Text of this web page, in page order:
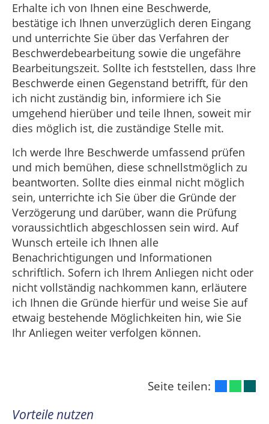
Erhalte ich von Ihnen eine Beschwerde,
bestätige ich Ihnen unverzüglich deren Eingang
und unterrichte Sie über das Verfahren der
Beschwerdebearbeitung sowie die ungefähre
Bearbeitungszeit. Sollte ich feststellen, dass Ihre
Beschwerde einen Gegenstand betrifft, für den
ich nicht zuständig bin, informiere ich Sie
umgehend hierüber und teile Ihnen, soweit mir
dies möglich ist, die zuständige Stelle mit.
Ich werde Ihre Beschwerde umfassend prüfen
und mich bemühen, diese schnellstmöglich zu
beantworten. Sollte dies einmal nicht möglich
sein, unterrichte ich Sie über die Gründe der
Verzögerung und darüber, wann die Prüfung
voraussichtlich abgeschlossen sein wird. Auf
Wunsch erteile ich Ihnen alle
Benachrichtigungen und Informationen
schriftlich. Sofern ich Ihrem Anliegen nicht oder
nicht vollständig nachkommen kann, erläutere
ich Ihnen die Gründe hierfür und weise Sie auf
etwaig bestehende Möglichkeiten hin, wie Sie
Ihr Anliegen weiter verfolgen können.
Seite teilen:
Vorteile nutzen